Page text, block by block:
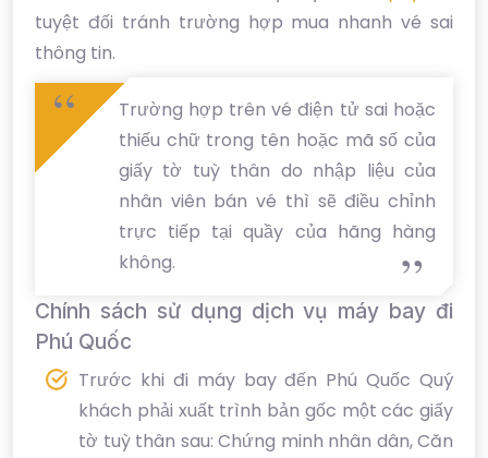
tuyệt đối tránh trường hợp mua nhanh vé sai
thông tin.
Trường hợp trên vé điện tử sai hoặc
thiếu chữ trong tên hoặc mã số của
giấy tờ tuỳ thân do nhập liệu của
nhân viên bán vé thì sẽ điều chỉnh
trực tiếp tại quầy của hãng hàng
không.
Chính sách sử dụng dịch vụ máy bay đi
Phú Quốc
Trước khi đi máy bay đến Phú Quốc Quý
khách phải xuất trình bản gốc một các giấy
tờ tuỳ thân sau: Chứng minh nhân dân, Căn